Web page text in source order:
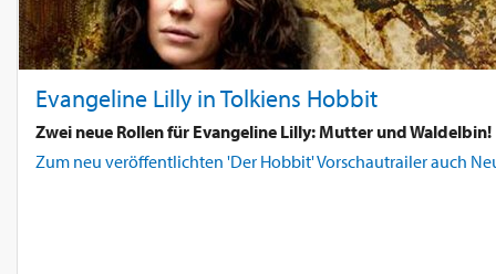
Evangeline Lilly in Tolkiens Hobbit
Zwei neue Rollen für Evangeline Lilly: Mutter und Waldelbin!
Zum neu veröffentlichten 'Der Hobbit' Vorschautrailer auch